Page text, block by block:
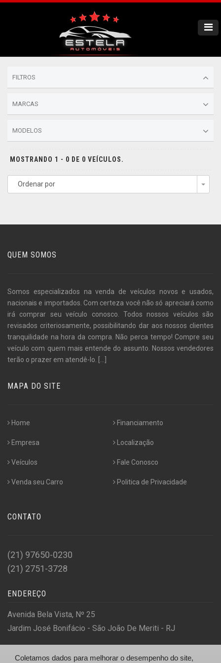
FILTROS
MARCAS
MODELOS
MOSTRANDO 1 - 0 DE 0 VEÍCULOS.
Ordenar por
QUEM SOMOS
Somos especializados na venda de veículos novos e usados,
nacionais e importados. Com certeza você não só apreciará como
irá comprar seu veículo conosco. Todos nossos veículos são
revisados criteriosamente, possibilitando dar aos nossos clientes
tranquilidade na hora da compra. Não perca tempo! Compre seu
veículo com quem mais entende do assunto. Nossos vendedores
terão o prazer em atendê-lo.
MAPA DO SITE
Home
Empresa
Veículos
Venda seu Carro
Financiamento
Localização
Fale Conosco
Politica de Privacidade
CONTATO
(21) 97650-0230
(21) 2751-3728
ENDEREÇO
Avenida Bela Vista, Nº 25
Jardim José Bonifácio - São João De Meriti - RJ
Coletamos dados para melhorar o desempenho do site,